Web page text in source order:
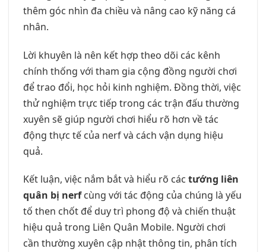
thêm góc nhìn đa chiều và nâng cao kỹ năng cá
nhân.
Lời khuyên là nên kết hợp theo dõi các kênh
chính thống với tham gia cộng đồng người chơi
để trao đổi, học hỏi kinh nghiệm. Đồng thời, việc
thử nghiệm trực tiếp trong các trận đấu thường
xuyên sẽ giúp người chơi hiểu rõ hơn về tác
động thực tế của nerf và cách vận dụng hiệu
quả.
Kết luận, việc nắm bắt và hiểu rõ các tướng liên
quân bị nerfcùng với tác động của chúng là yếu
tố then chốt để duy trì phong độ và chiến thuật
hiệu quả trong Liên Quân Mobile. Người chơi
cần thường xuyên cập nhật thông tin, phân tích